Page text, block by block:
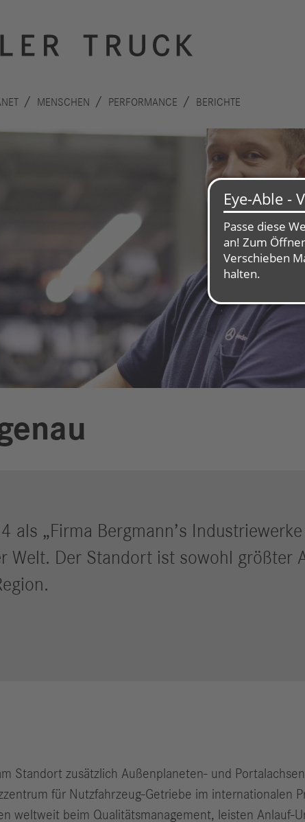
MENSCHEN PERFORMANCE BERICHTE
Nachhaltigkeit
Planet
Menschen
Performance
Investoren
Finanzkalender
Berichte
Meldungen
Strategie
ESG
Refinanzierung
als „Firma Bergmann’s Industriewerke
Welt. Der Standort ist sowohl größter
Standort zusätzlich Außenplaneten- und
für Nutzfahrzeug-Getriebe im internationalen
weltweit beim Qualitätsmanagement, leisten Anlauf-